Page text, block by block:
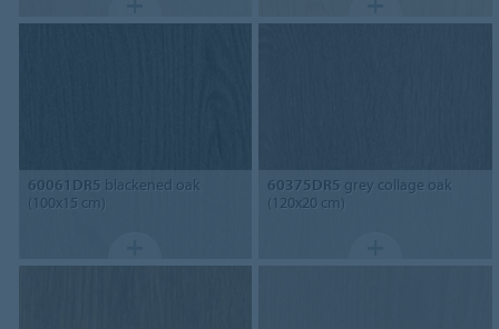
60061DR5 blackened oak
(100x15 cm)
60375DR5 grey collage oak
(120x20 cm)